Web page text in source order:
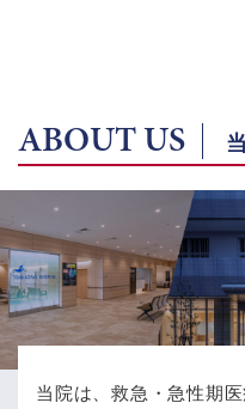
ABOUT US
当院は、救急・急性期